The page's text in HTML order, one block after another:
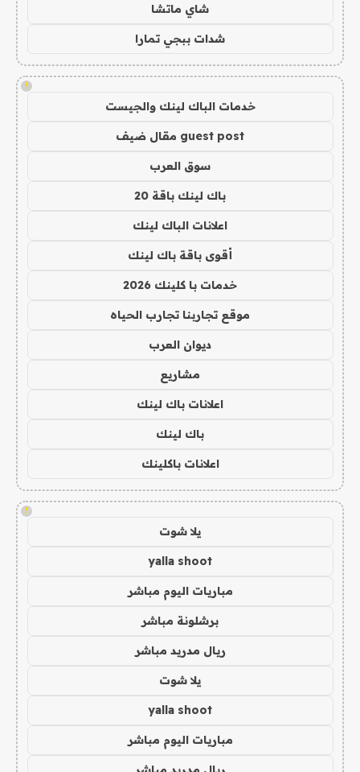
شاي ماتشا
شدات ببجي تمارا
!
خدمات الباك لينك والجيست
guest post مقال ضيف
سوق العرب
باك لينك باقة 20
اعلانات الباك لينك
أقوى باقة باك لينك
خدمات با كلينك 2026
موقع تجاربنا تجارب الحياه
ديوان العرب
مشاريع
اعلانات باك لينك
باك لينك
اعلانات باكلينك
!
يلا شوت
yalla shoot
مباريات اليوم مباشر
برشلونة مباشر
ريال مدريد مباشر
يلا شوت
yalla shoot
مباريات اليوم مباشر